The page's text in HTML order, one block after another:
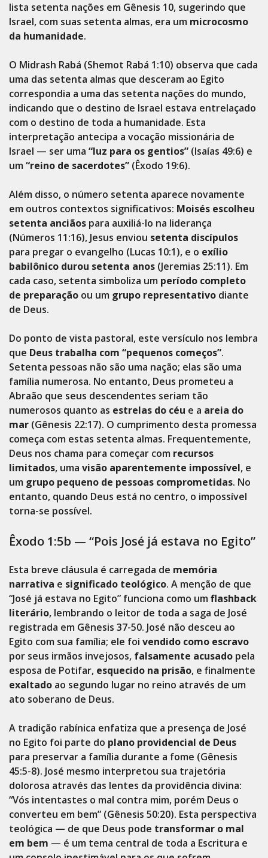
lista setenta nações em Gênesis 10, sugerindo que
Israel, com suas setenta almas, era um microcosmo
da humanidade.
O Midrash Rabá (Shemot Rabá 1:10) observa que cada
uma das setenta almas que desceram ao Egito
correspondia a uma das setenta nações do mundo,
indicando que o destino de Israel estava entrelaçado
com o destino de toda a humanidade. Esta
interpretação antecipa a vocação missionária de
Israel — ser uma “luz para os gentios” (Isaías 49:6) e
um“reino de sacerdotes” (Êxodo 19:6).
Além disso, o número setenta aparece novamente
em outros contextos significativos: Moisés escolheu
setenta anciãos para auxiliá-lo na liderança
(Números 11:16), Jesus enviou setenta discípulos
para pregar o evangelho (Lucas 10:1), e o exílio
babilônico durou setenta anos (Jeremias 25:11). Em
cada caso, setenta simboliza um período completo
de preparação ou um grupo representativo diante
de Deus.
Do ponto de vista pastoral, este versículo nos lembra
que Deus trabalha com “pequenos começos”.
Setenta pessoas não são uma nação; elas são uma
família numerosa. No entanto, Deus prometeu a
Abraão que seus descendentes seriam tão
numerosos quanto as estrelas do céu e a areia do
mar (Gênesis 22:17). O cumprimento desta promessa
começa com estas setenta almas. Frequentemente,
Deus nos chama para começar com recursos
limitados, uma visão aparentemente impossível, e
um grupo pequeno de pessoas comprometidas. No
entanto, quando Deus está no centro, o impossível
torna-se possível.
Êxodo 1:5b — “Pois José já estava no Egito”
Esta breve cláusula é carregada de memória
narrativa e significado teológico. A menção de que
“José já estava no Egito” funciona como umflashback
literário, lembrando o leitor de toda a saga de José
registrada em Gênesis 37-50. José não desceu ao
Egito com sua família; ele foi vendido como escravo
por seus irmãos invejosos, falsamente acusado pela
esposa de Potifar, esquecido na prisão, e finalmente
exaltado ao segundo lugar no reino através de um
ato soberano de Deus.
A tradição rabínica enfatiza que a presença de José
no Egito foi parte do plano providencial de Deus
para preservar a família durante a fome (Gênesis
45:5-8). José mesmo interpretou sua trajetória
dolorosa através das lentes da providência divina:
“Vós intentastes o mal contra mim, porém Deus o
converteu em bem” (Gênesis 50:20). Esta perspectiva
teológica — de que Deus pode transformar o mal
em bem — é um tema central de toda a Escritura e